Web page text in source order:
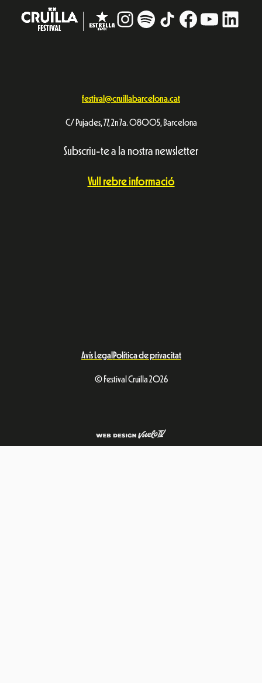
Instagram
# TikTokFacebook
festival@cruillabarcelona.cat
C/ Pujades, 77, 2n 7a. 08005, Barcelona
Subscriu-te a la nostra newsletter
Vull rebre informació
Avís Legal Política de privacitat
© Festival Cruïlla 2026